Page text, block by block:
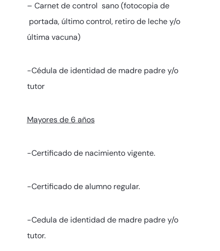
– Carnet de control sano (fotocopia de
portada, último control, retiro de leche y/o
última vacuna)
-Cédula de identidad de madre padre y/o
tutor
Mayores de 6 años
-Certificado de nacimiento vigente.
-Certificado de alumno regular.
-Cedula de identidad de madre padre y/o
tutor.